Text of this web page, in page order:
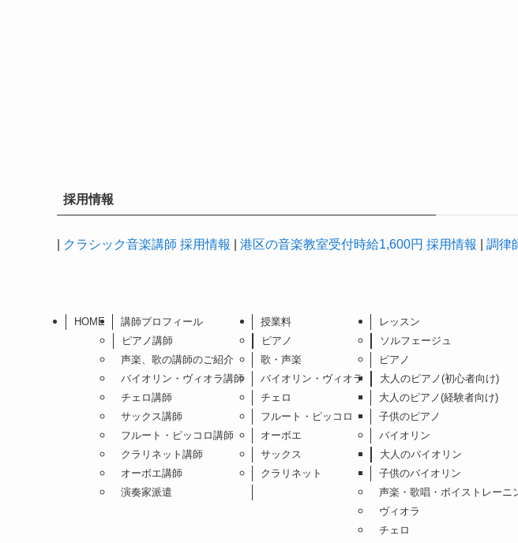
採用情報
クラシック音楽講師 採用情報 港区の音楽教室受付時給1,600円 採用情報 調律
HOME
講師プロフィール
ピアノ講師
声楽、歌の講師のご紹介
バイオリン・ヴィオラ講師
チェロ講師
サックス講師
フルート・ピッコロ講師
クラリネット講師
オーボエ講師
演奏家派遣
授業料
ピアノ
歌・声楽
バイオリン・ヴィオラ
チェロ
フルート・ピッコロ
オーボエ
サックス
クラリネット
レッスン
ソルフェージュ
ピアノ
大人のピアノ(初心者向け)
大人のピアノ(経験者向け)
子供のピアノ
バイオリン
大人のバイオリン
子供のバイオリン
声楽・歌唱・ボイストレーニ
ヴィオラ
チェロ